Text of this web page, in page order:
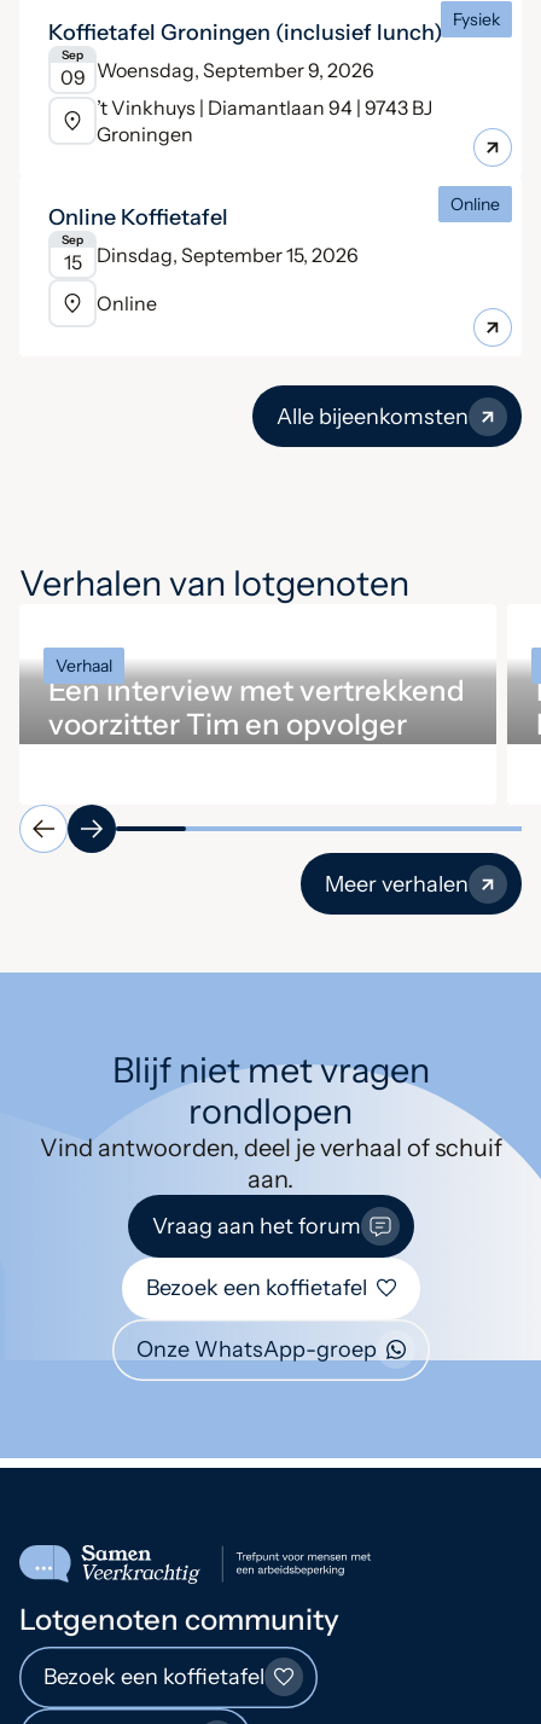
Koffietafel Groningen (inclusief lunch)
Sep
09 Woensdag, September 9, 2026
’t Vinkhuys | Diamantlaan 94 | 9743 BJ
Groningen
Fysiek
Online Koffietafel
Sep
15
Dinsdag, September 15, 2026
Online
Online
Alle bijeenkomsten
Verhalen van lotgenoten
Verhaal
Een interview met vertrekkend
voorzitter Tim en opvolger
Meer verhalen
Blijf niet met vragen
rondlopen
Vind antwoorden, deel je verhaal of schuif
aan.
Vraag aan het forum
Bezoek een koffietafel
Onze WhatsApp-groep
Lotgenoten community
Bezoek een koffietafel